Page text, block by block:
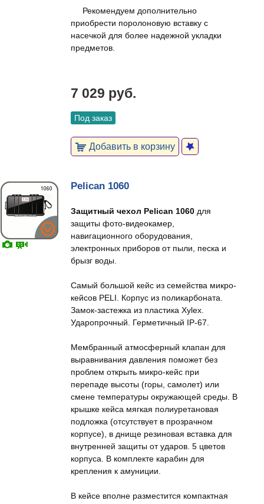
Рекомендуем дополнительно
приобрести поролоновую вставку с
насечкой для более надежной укладки
предметов.
7 029 руб.
Под заказ
Добавить в корзину
Pelican 1060
Защитный чехол Pelican 1060 для
защиты фото-видеокамер,
навигационного оборудования,
электронных приборов от пыли, песка и
брызг воды.
Самый большой кейс из семейства микро-
кейсов PELI. Корпус из поликарбоната.
Замок-застежка из пластика Xylex.
Ударопрочный. Герметичный IP-67.
Мембранный атмосферный клапан для
выравнивания давления поможет без
проблем открыть микро-кейс при
перепаде высоты (горы, самолет) или
смене температуры окружающей среды. В
крышке кейса мягкая полиуретановая
подложка (отсутствует в прозрачном
корпусе), в днище резиновая вставка для
внутренней защиты от ударов. 5 цветов
корпуса. В комплекте карабин для
крепления к амуниции.
В кейсе вполне разместится компактная